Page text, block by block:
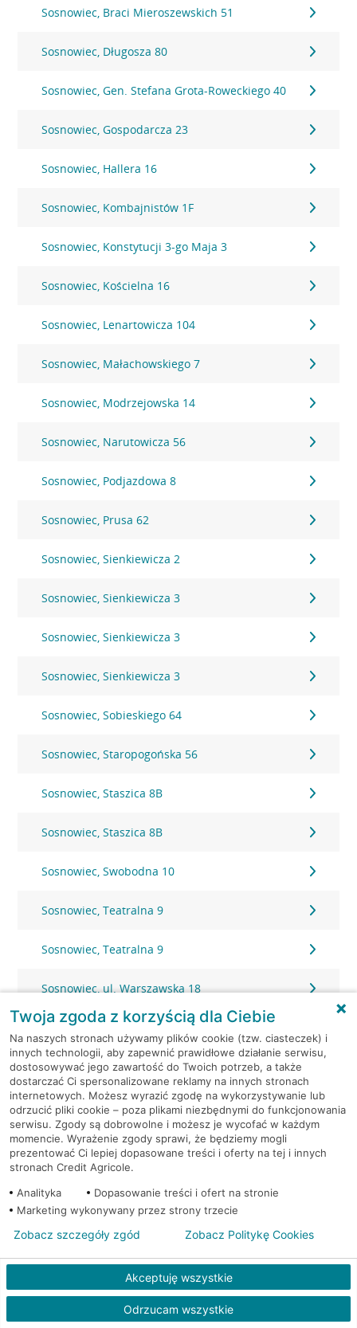
Sosnowiec, Braci Mieroszewskich 51
Sosnowiec, Długosza 80
Sosnowiec, Gen. Stefana Grota-Roweckiego 40
Sosnowiec, Gospodarcza 23
Sosnowiec, Hallera 16
Sosnowiec, Kombajnistów 1F
Sosnowiec, Konstytucji 3-go Maja 3
Sosnowiec, Kościelna 16
Sosnowiec, Lenartowicza 104
Sosnowiec, Małachowskiego 7
Sosnowiec, Modrzejowska 14
Sosnowiec, Narutowicza 56
Sosnowiec, Podjazdowa 8
Sosnowiec, Prusa 62
Sosnowiec, Sienkiewicza 2
Sosnowiec, Sienkiewicza 3
Sosnowiec, Sienkiewicza 3
Sosnowiec, Sienkiewicza 3
Sosnowiec, Sobieskiego 64
Sosnowiec, Staropogońska 56
Sosnowiec, Staszica 8B
Sosnowiec, Staszica 8B
Sosnowiec, Swobodna 10
Sosnowiec, Teatralna 9
Sosnowiec, Teatralna 9
Sosnowiec, ul. Warszawska 18
Sosnowiec, ul. Warszawska 18
Sosnowiec, Warszawska 12
Sosnowiec, Warszawska 12
Sosnowiec, Warszawska 12
Świerklaniec, Oświęcimska 25
Świętochłowice, Bytomska 20
Twoja zgoda z korzyścią dla Ciebie
Na naszych stronach używamy plików cookie (tzw. ciasteczek) i
innych technologii, aby zapewnić prawidłowe działanie serwisu,
dostosowywać jego zawartość do Twoich potrzeb, a także
dostarczać Ci spersonalizowane reklamy na innych stronach
internetowych. Możesz wyrazić zgodę na wykorzystywanie lub
odrzucić pliki cookie – poza plikami niezbędnymi do funkcjonowania
serwisu. Zgody są dobrowolne i możesz je wycofać w każdym
momencie. Wyrażenie zgody sprawi, że będziemy mogli
prezentować Ci lepiej dopasowane treści i oferty na tej i innych
stronach Credit Agricole.
Analityka
Dopasowanie treści i ofert na stronie
Marketing wykonywany przez strony trzecie
Akceptuję wszystkie
Odrzucam wszystkie
Zobacz szczegóły zgód Zobacz Politykę Cookies